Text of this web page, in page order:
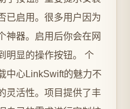
已启用。很多用户因为
神器。启用后你会在网
明显的操作按钮。 个
中心LinkSwift的魅力不
灵活性。项目提供了丰